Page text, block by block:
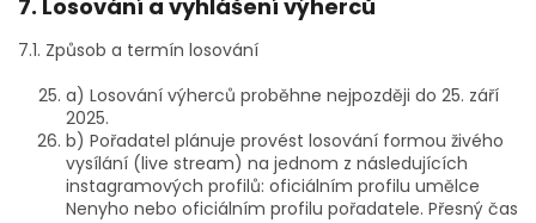
7. Losování a vyhlášení výherců
7.1. Způsob a termín losování
a) Losování výherců proběhne nejpozději do 25. září
2025.
b) Pořadatel plánuje provést losování formou živého
vysílání (live stream) na jednom z následujících
instagramových profilů: oficiálním profilu umělce
Nenyho nebo oficiálním profilu pořadatele. Přesný čas